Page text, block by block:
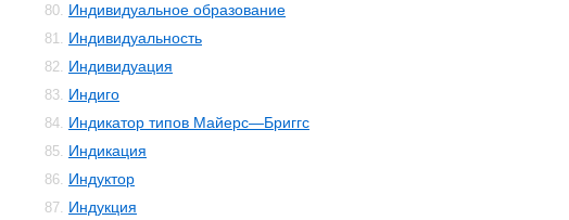
80. Индивидуальное образование
81. Индивидуальность
82. Индивидуация
83. Индиго
84. Индикатор типов Майерс—Бриггс
85. Индикация
86. Индуктор
87. Индукция